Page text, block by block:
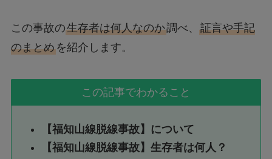
この事故の生存者は何人なのか調べ、 証言や手記
のまとめを紹介します。
この記事でわかること
【福知山線脱線事故】について
【福知山線脱線事故】生存者は何人？